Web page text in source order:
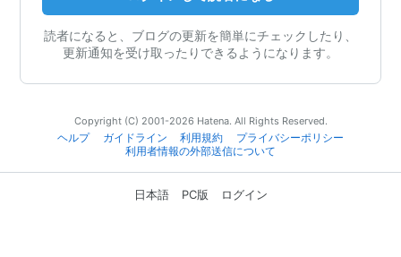
読者になると、ブログの更新を簡単にチェックしたり、
更新通知を受け取ったりできるようになります。
Copyright (C) 2001-2026 Hatena. All Rights Reserved.
ヘルプ
ガイドライン 利用規約
プライバシーポリシー
利用者情報の外部送信について
日本語 PC版 ログイン